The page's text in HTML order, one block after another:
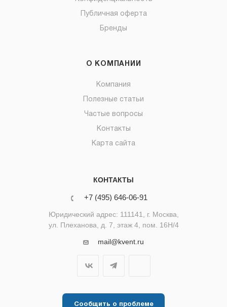
Публичная оферта
Бренды
О КОМПАНИИ
Компания
Полезные статьи
Частые вопросы
Контакты
Карта сайта
КОНТАКТЫ
+7 (495) 646-06-91
Юридический адрес: 111141, г. Москва,
ул. Плеханова, д. 7, этаж 4, пом. 16Н/4
mail@kvent.ru
Сообщить о проблеме